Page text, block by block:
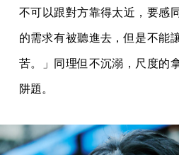
不可以跟對方靠得太近，要感
的需求有被聽進去，但是不能
苦。」同理但不沉溺，尺度的
阱題。